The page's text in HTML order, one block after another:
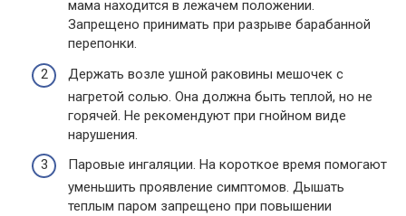
мама находится в лежачем положении.
Запрещено принимать при разрыве барабанной
перепонки.
Держать возле ушной раковины мешочек с
нагретой солью. Она должна быть теплой, но не
горячей. Не рекомендуют при гнойном виде
нарушения.
Паровые ингаляции. На короткое время помогают
уменьшить проявление симптомов. Дышать
теплым паром запрещено при повышении